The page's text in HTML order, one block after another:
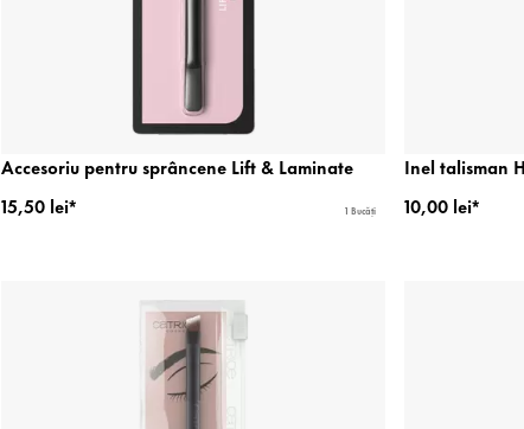
Accesoriu pentru sprâncene Lift & Laminate
15,50 lei*
1 Bucăți
Inel talisman
10,00 lei*